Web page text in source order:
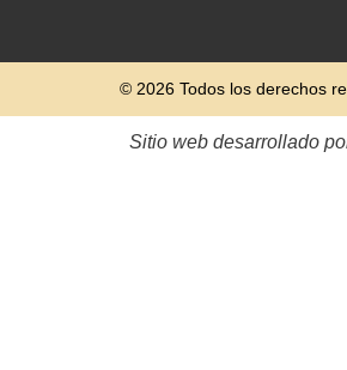
© 2026 Todos los derechos
Sitio web desarrollado